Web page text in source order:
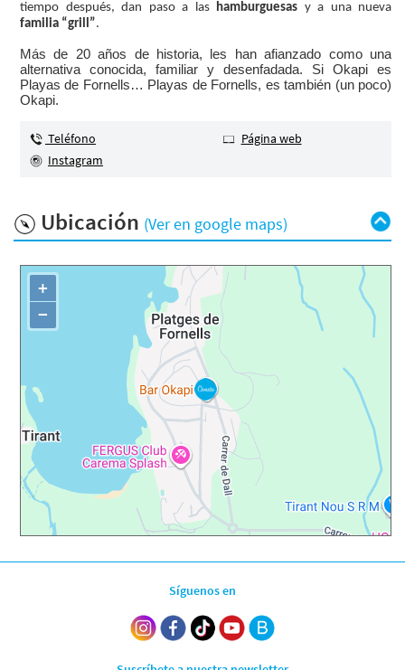
tiempo después, dan paso a las hamburguesas y a una nueva
familia “grill”.
Más de 20 años de historia, les han afianzado como una
alternativa conocida, familiar y desenfadada. Si Okapi es
Playas de Fornells… Playas de Fornells, es también (un poco)
Okapi.
Teléfono
Página web
Instagram
Ubicación (Ver en google maps)
+
−
Síguenos en